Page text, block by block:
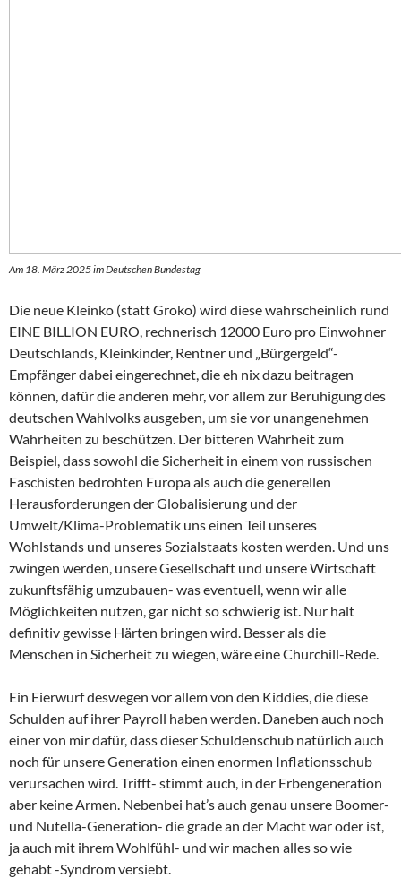
Am 18. März 2025 im Deutschen Bundestag
Die neue Kleinko (statt Groko) wird diese wahrscheinlich rund
EINE BILLION EURO, rechnerisch 12000 Euro pro Einwohner
Deutschlands, Kleinkinder, Rentner und „Bürgergeld“-
Empfänger dabei eingerechnet, die eh nix dazu beitragen
können, dafür die anderen mehr, vor allem zur Beruhigung des
deutschen Wahlvolks ausgeben, um sie vor unangenehmen
Wahrheiten zu beschützen. Der bitteren Wahrheit zum
Beispiel, dass sowohl die Sicherheit in einem von russischen
Faschisten bedrohten Europa als auch die generellen
Herausforderungen der Globalisierung und der
Umwelt/Klima-Problematik uns einen Teil unseres
Wohlstands und unseres Sozialstaats kosten werden. Und uns
zwingen werden, unsere Gesellschaft und unsere Wirtschaft
zukunftsfähig umzubauen- was eventuell, wenn wir alle
Möglichkeiten nutzen, gar nicht so schwierig ist. Nur halt
definitiv gewisse Härten bringen wird. Besser als die
Menschen in Sicherheit zu wiegen, wäre eine Churchill-Rede.
Ein Eierwurf deswegen vor allem von den Kiddies, die diese
Schulden auf ihrer Payroll haben werden. Daneben auch noch
einer von mir dafür, dass dieser Schuldenschub natürlich auch
noch für unsere Generation einen enormen Inflationsschub
verursachen wird. Trifft- stimmt auch, in der Erbengeneration
aber keine Armen. Nebenbei hat’s auch genau unsere Boomer-
und Nutella-Generation- die grade an der Macht war oder ist,
ja auch mit ihrem Wohlfühl- und wir machen alles so wie
gehabt -Syndrom versiebt.